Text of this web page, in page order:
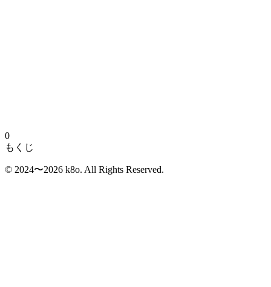
0
もくじ
©︎ 2024〜2026 k8o. All Rights Reserved.